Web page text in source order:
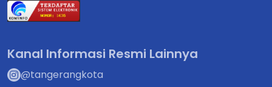
Kanal Informasi Resmi Lainnya
@tangerangkota